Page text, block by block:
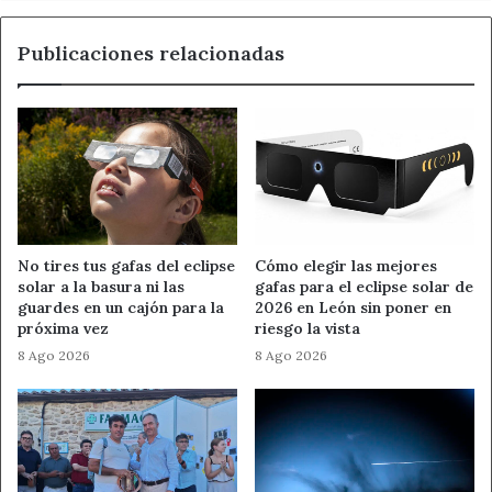
estilos y variedades de ocho marcas de renombre:
Cerveceras participantes:Píntega,
Cervecería Valles del Lúpulo, Vereda,
Asturias Brewing Company, Redneck
Brewery, Zerep, Oso y Vamos a Beer.
El encuentro no solo busca el ocio, sino también
respaldar a los pequeños productores que mantienen viva
de León, un ingrediente indispensable y con sello de
identidad propia en el mercado nacional.
Publicaciones relacionadas
No tires tus gafas del eclipse
solar a la basura ni las
guardes en un cajón para la
próxima vez
8 Ago 2026
Cómo elegir las mejores
gafas para el eclipse solar de
2026 en León sin poner en
riesgo la vista
8 Ago 2026